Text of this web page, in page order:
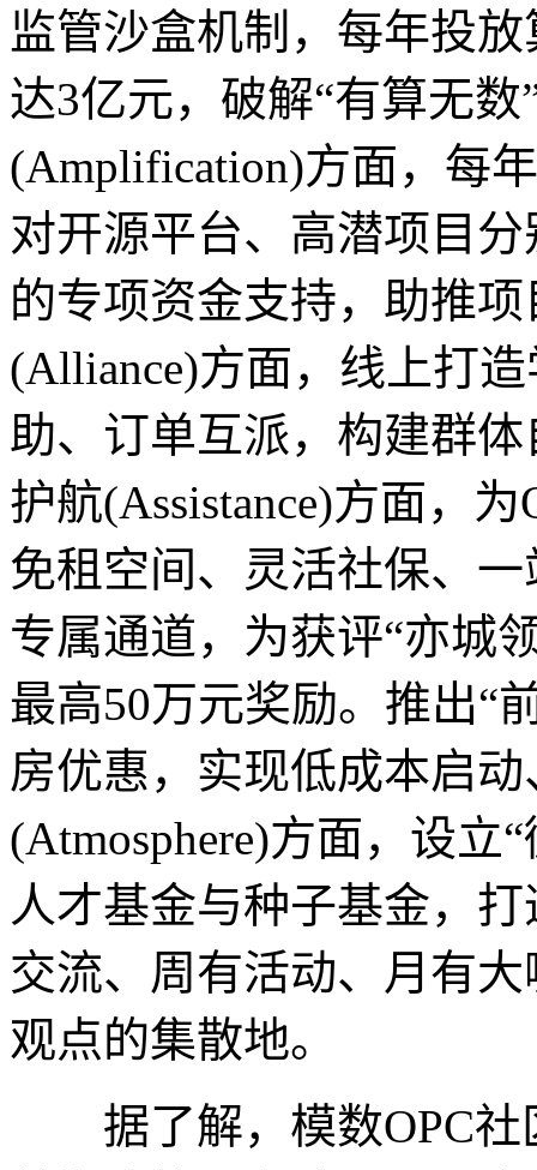
监管沙盒机制，每年投
达3亿元，破解“有算无
(Amplification)方面，每
对开源平台、高潜项目
的专项资金支持，助推
(Alliance)方面，线上打
助、订单互派，构建群
护航(Assistance)方面，
免租空间、灵活社保、
专属通道，为获评“亦城
最高50万元奖励。推出“
房优惠，实现低成本启
(Atmosphere)方面，设立
人才基金与种子基金，
交流、周有活动、月有
观点的集散地。
据了解，模数OPC社